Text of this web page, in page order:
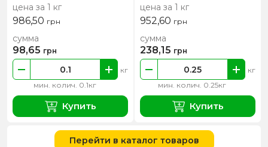
цена за 1 кг
986,50 грн
мин. колич. 0.1кг
кг
сумма
98,65 грн
Купить
цена за 1 кг
952,60 грн
мин. колич. 0.25кг
кг
сумма
238,15 грн
Купить
Перейти в каталог товаров